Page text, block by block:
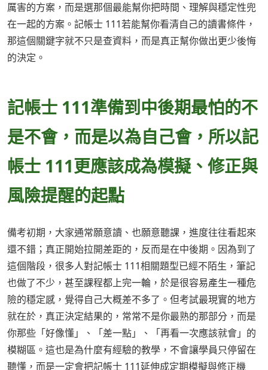
厲害的方案，而是選那個最能幫你把時間、理解與穩定性兜
在一起的方案。記帳士 111若能幫你看清自己的讀書條件，
那這個關鍵字就不只是查資料，而是真正幫你做出更少後悔
的決定。
記帳士 111準備到中後期最怕的不
是不會，而是以為自己會，所以記
帳士 111更應該成為模擬、修正與
風險提醒的起點
備考初期，大家通常願意讀、也願意聽課，進度往往看起來
還不錯；真正開始拉開差距的，反而是在中後期。因為到了
這個階段，很多人對記帳士 111相關題型已經不陌生，筆記
也做了不少，甚至課程都上完一輪，於是很容易產生一種危
險的穩定感，覺得自己大概差不多了。但考試最現實的地方
就在於，真正決定結果的，常常不是你最熟的那部分，而是
你那些「好像懂」、「差一點」、「再看一次應該就會」的
模糊區。這也是為什麼有經驗的教學，不會讓學員只停留在
聽懂，而是一定會把記帳士 111延伸成定期模擬與修正機